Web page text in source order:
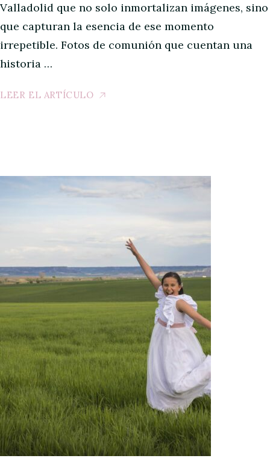
Valladolid que no solo inmortalizan imágenes, sino
que capturan la esencia de ese momento
irrepetible. Fotos de comunión que cuentan una
historia …
LEER EL ARTÍCULO